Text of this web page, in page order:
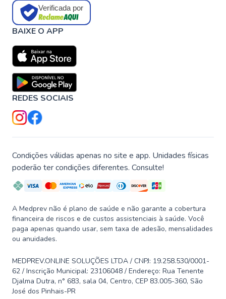
Verificada por
BAIXE O APP
REDES SOCIAIS
Condições válidas apenas no site e app. Unidades físicas
poderão ter condições diferentes. Consulte!
A Medprev não é plano de saúde e não garante a cobertura
financeira de riscos e de custos assistenciais à saúde. Você
paga apenas quando usar, sem taxa de adesão, mensalidades
ou anuidades.
MEDPREV.ONLINE SOLUÇÕES LTDA / CNPJ: 19.258.530/0001-
62 / Inscrição Municipal: 23106048 / Endereço: Rua Tenente
Djalma Dutra, n° 683, sala 04, Centro, CEP 83.005-360, São
José dos Pinhais-PR